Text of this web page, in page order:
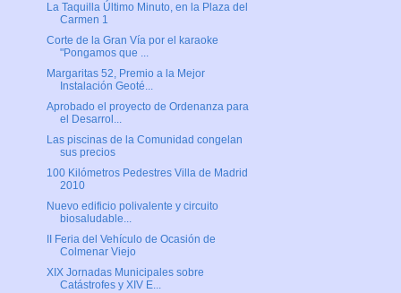
La Taquilla Último Minuto, en la Plaza del
Carmen 1
Corte de la Gran Vía por el karaoke
"Pongamos que ...
Margaritas 52, Premio a la Mejor
Instalación Geoté...
Aprobado el proyecto de Ordenanza para
el Desarrol...
Las piscinas de la Comunidad congelan
sus precios
100 Kilómetros Pedestres Villa de Madrid
2010
Nuevo edificio polivalente y circuito
biosaludable...
II Feria del Vehículo de Ocasión de
Colmenar Viejo
XIX Jornadas Municipales sobre
Catástrofes y XIV E...